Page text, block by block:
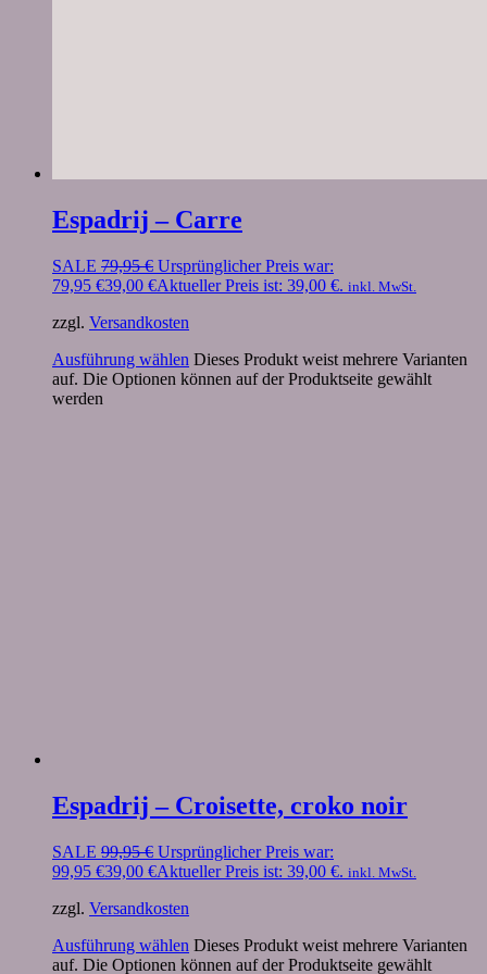
Espadrij – Carre
SALE 79,95€ Ursprünglicher Preis war:
79,95 €39,00 €Aktueller Preis ist: 39,00 €. inkl. MwSt.
zzgl. Versandkosten
Ausführung wählen Dieses Produkt weist mehrere Varianten
auf. Die Optionen können auf der Produktseite gewählt
werden
Espadrij – Croisette, croko noir
SALE 99,95€ Ursprünglicher Preis war:
99,95 €39,00 €Aktueller Preis ist: 39,00 €. inkl. MwSt.
zzgl. Versandkosten
Ausführung wählen Dieses Produkt weist mehrere Varianten
auf. Die Optionen können auf der Produktseite gewählt